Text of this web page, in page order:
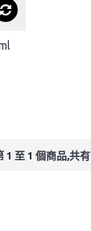
1 至 1 個商品,共